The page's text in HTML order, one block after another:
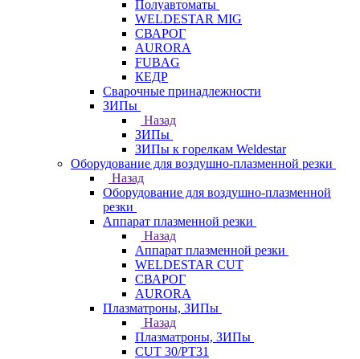
Полуавтоматы
WELDESTAR MIG
СВАРОГ
AURORA
FUBAG
КЕДР
Сварочные принадлежности
ЗИПы
Назад
ЗИПы
ЗИПы к горелкам Weldestar
Оборудование для воздушно-плазменной резки
Назад
Оборудование для воздушно-плазменной
резки
Аппарат плазменной резки
Назад
Аппарат плазменной резки
WELDESTAR CUT
СВАРОГ
AURORA
Плазматроны, ЗИПы
Назад
Плазматроны, ЗИПы
CUT 30/PT31